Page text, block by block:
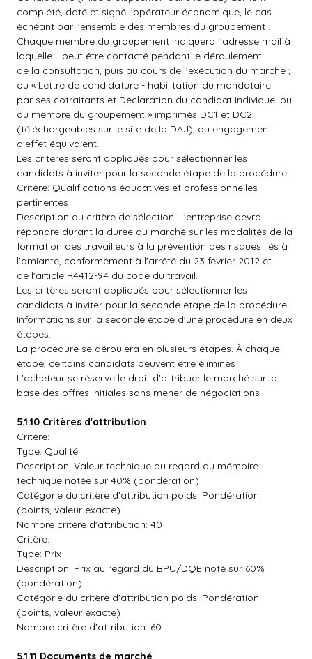
complété, daté et signé l'opérateur économique, le cas
échéant par l'ensemble des membres du groupement .
Chaque membre du groupement indiquera l'adresse mail à
laquelle il peut être contacté pendant le déroulement
de la consultation, puis au cours de l'exécution du marché ;
ou « Lettre de candidature - habilitation du mandataire
par ses cotraitants et Déclaration du candidat individuel ou
du membre du groupement » imprimés DC1 et DC2
(téléchargeables sur le site de la DAJ), ou engagement
d'effet équivalent.
Les critères seront appliqués pour sélectionner les
candidats à inviter pour la seconde étape de la procédure
Critère: Qualifications éducatives et professionnelles
pertinentes
Description du critère de sélection: L'entreprise devra
répondre durant la durée du marché sur les modalités de la
formation des travailleurs à la prévention des risques liés à
l'amiante, conformément à l'arrêté du 23 février 2012 et
de l'article R4412-94 du code du travail.
Les critères seront appliqués pour sélectionner les
candidats à inviter pour la seconde étape de la procédure
Informations sur la seconde étape d'une procédure en deux
étapes:
La procédure se déroulera en plusieurs étapes. À chaque
étape, certains candidats peuvent être éliminés
L'acheteur se réserve le droit d'attribuer le marché sur la
base des offres initiales sans mener de négociations
5.1.10 Critères d'attribution
Critère:
Type: Qualité
Description: Valeur technique au regard du mémoire
technique notée sur 40% (pondération)
Catégorie du critère d'attribution poids: Pondération
(points, valeur exacte)
Nombre critère d'attribution: 40
Critère:
Type: Prix
Description: Prix au regard du BPU/DQE noté sur 60%
(pondération)
Catégorie du critère d'attribution poids: Pondération
(points, valeur exacte)
Nombre critère d'attribution: 60
5.1.11 Documents de marché